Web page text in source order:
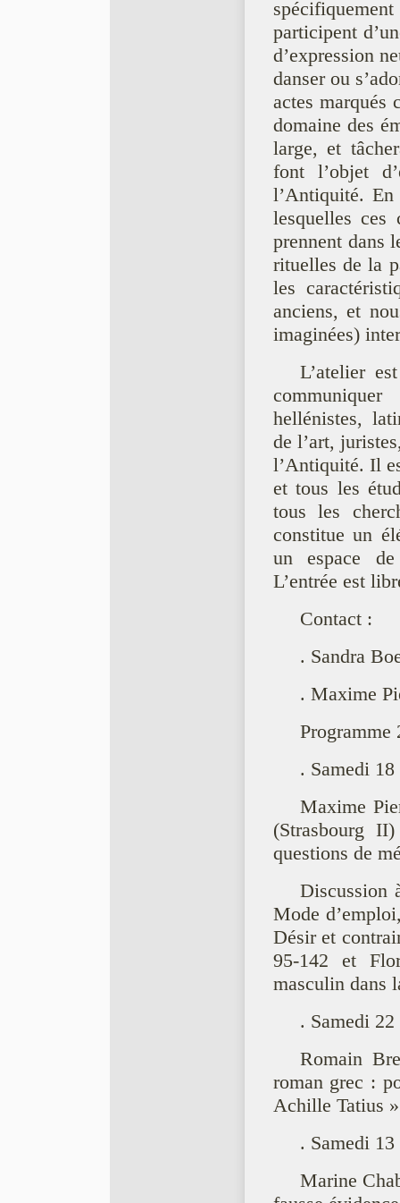
participent
d’expression
danser ou
actes marqués
domaine des
large, et
font l’objet
l’Antiquité.
lesquelles ces
prennent dans
rituelles de la
les
anciens, et
imaginées)
L’atelier
hellénistes,
de l’art,
l’Antiquité. Il
et tous les
tous les
constitue un
un espace de
L’entrée est
Contact :
. Sandra
. Maxime
Programme
. Samedi
Maxime
(Strasbourg
questions de
Discussion
Mode
Désir et
95-142 et
masculin dans
. Samedi
Romain
roman grec :
Achille Tatius »
. Samedi
Marine